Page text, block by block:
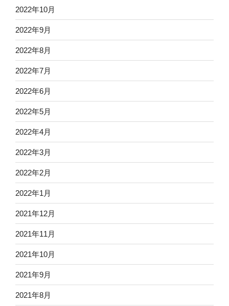
2022年10月
2022年9月
2022年8月
2022年7月
2022年6月
2022年5月
2022年4月
2022年3月
2022年2月
2022年1月
2021年12月
2021年11月
2021年10月
2021年9月
2021年8月